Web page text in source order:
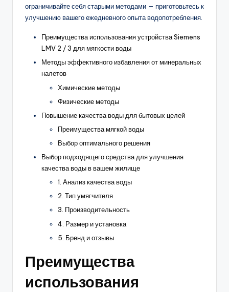
ограничивайте себя старыми методами — приготовьтесь к
улучшению вашего ежедневного опыта водопотребления.
Преимущества использования устройства Siemens
LMV 2 / 3 для мягкости воды
Методы эффективного избавления от минеральных
налетов
Химические методы
Физические методы
Повышение качества воды для бытовых целей
Преимущества мягкой воды
Выбор оптимального решения
Выбор подходящего средства для улучшения
качества воды в вашем жилище
1. Анализ качества воды
2. Тип умягчителя
3. Производительность
4. Размер и установка
5. Бренд и отзывы
Преимущества
использования